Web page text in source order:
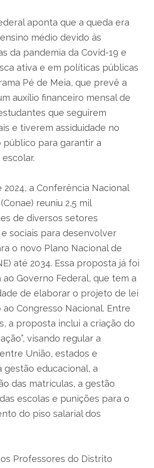
aponta que a queda era
médio devido às
da pandemia da Covid-19 e
ativa e em políticas públicas
Pé de Meia, que prevê a
auxílio financeiro mensal de
que seguirem
e tiverem assiduidade no
público para garantir a
2024, a Conferência Nacional
reuniu 2,5 mil
de diversos setores
sociais para desenvolver
o novo Plano Nacional de
até 2034. Essa proposta já foi
ao Governo Federal, que tem a
de elaborar o projeto de lei
Congresso Nacional. Entre
a proposta inclui a criação do
visando regular a
União, estados e
gestão educacional, a
das matrículas, a gestão
escolas e punições para o
do piso salarial dos
Professores do Distrito